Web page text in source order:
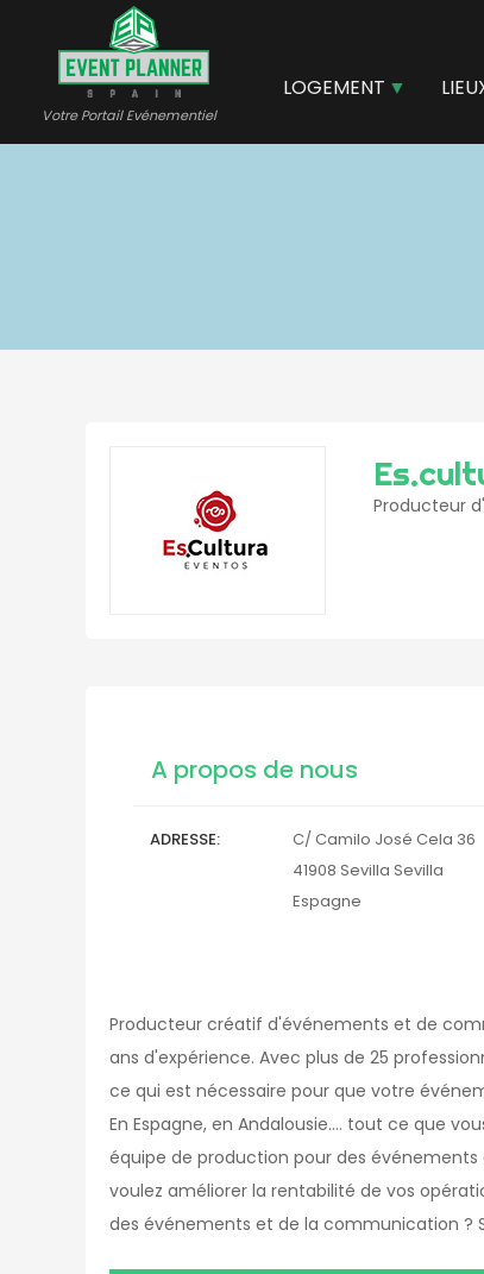
contenu
principal
Votre Portail Evénementiel
LOGEMENT
Producteur
A propos de nous
ADRESSE
C/ Camilo José Cela 36
41908 Sevilla Sevilla
Espagne
Producteur créatif d'événements et de
ans d'expérience. Avec plus de 25
ce qui est nécessaire pour que votre
En Espagne, en Andalousie.... tout ce que
équipe de production pour des
voulez améliorer la rentabilité de vos
des événements et de la communication ?